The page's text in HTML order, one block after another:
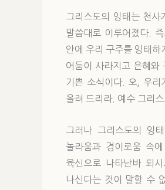
그리스도의 잉태는 천사
말씀대로 이루어졌다.
안에 우리 구주를 잉태
어둠이 사라지고 은혜와
기쁜 소식이다. 오, 우리
올려 드리라. 예수 그리
그러나 그리스도의 잉
놀라움과 경이로움 속
육신으로 나타난바 되
나신다는 것이 말할 수